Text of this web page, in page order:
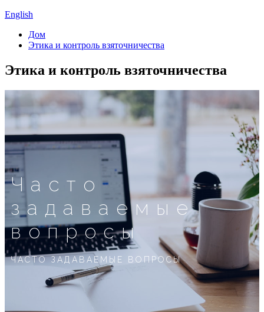
English
Дом
Этика и контроль взяточничества
Этика и контроль взяточничества
Часто
задаваемые
вопросы
ЧАСТО ЗАДАВАЕМЫЕ ВОПРОСЫ